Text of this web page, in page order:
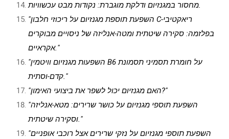
מחסור במגנזיום ודלקת מוגברת: נקודות מבט עכשוויות.
"השפעת תוספת מגנזיום על ריכוזי חלבון C-ריאקטיבי
בפלזמה: סקירה שיטתית ומטה-אנליזה של ניסויים מבוקרים
אקראיים."
"השפעות מגנזיום וויטמין B6 על חומרת תסמיני תסמונת
קדם-וסתית."
"האם מגנזיום יכול לשפר את ביצועי האימון?"
"השפעת תוספי מגנזיום על כושר שרירים: מטא-אנליזה
וסקירה שיטתית."
"השפעת תוספי מגנזיום על נזקי שרירים אצל רוכבי אופניים